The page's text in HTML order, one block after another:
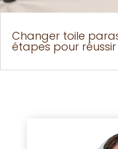
Changer toile
étapes pour réussir